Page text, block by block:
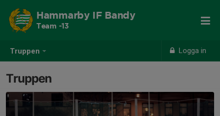
Truppen Logga in
Hammarby IF Bandy
Team -13
Truppen